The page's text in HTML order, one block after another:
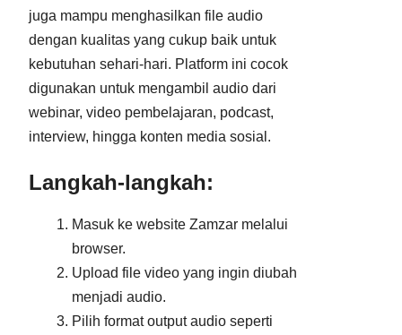
juga mampu menghasilkan file audio
dengan kualitas yang cukup baik untuk
kebutuhan sehari-hari. Platform ini cocok
digunakan untuk mengambil audio dari
webinar, video pembelajaran, podcast,
interview, hingga konten media sosial.
Langkah-langkah:
Masuk ke website Zamzar melalui
browser.
Upload file video yang ingin diubah
menjadi audio.
Pilih format output audio seperti